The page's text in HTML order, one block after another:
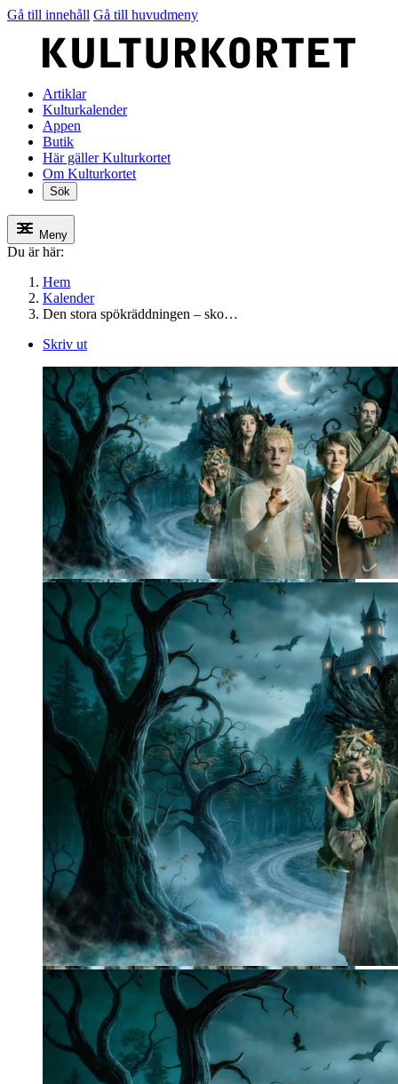
Gå till innehåll Gå till huvudmeny
Artiklar
Kulturkalender
Appen
Butik
Här gäller Kulturkortet
Om Kulturkortet
Sök
Meny
Du är här:
Hem
Kalender
Den stora spökräddningen – sko…
Skriv ut